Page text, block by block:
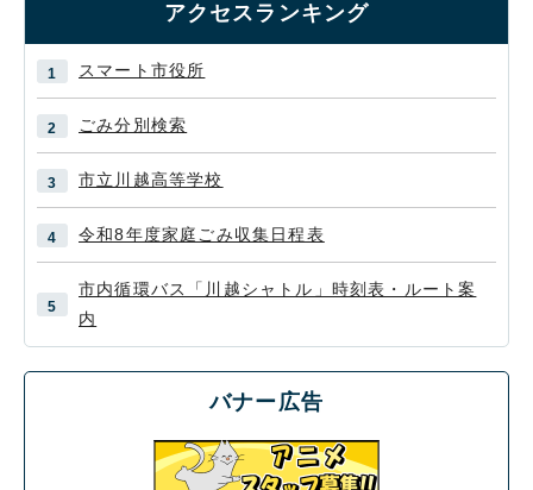
アクセスランキング
スマート市役所
ごみ分別検索
市立川越高等学校
令和8年度家庭ごみ収集日程表
市内循環バス「川越シャトル」時刻表・ルート案
内
バナー広告